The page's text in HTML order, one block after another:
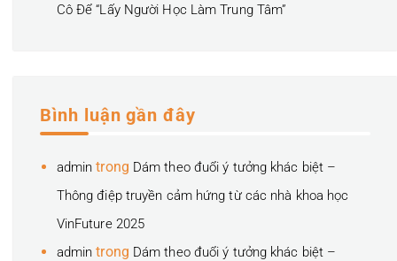
Cô Để “Lấy Người Học Làm Trung Tâm”
Bình luận gần đây
admin trong Dám theo đuổi ý tưởng khác biệt –
Thông điệp truyền cảm hứng từ các nhà khoa học
VinFuture 2025
admin trong Dám theo đuổi ý tưởng khác biệt –